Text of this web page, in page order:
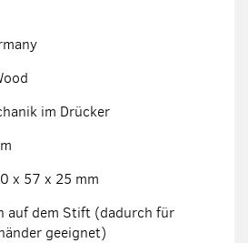
im Drücker
x 57 x 25 mm
auf dem Stift (dadurch für
geeignet)